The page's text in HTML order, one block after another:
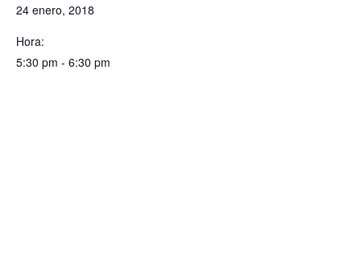
24 enero, 2018
Hora:
5:30 pm - 6:30 pm